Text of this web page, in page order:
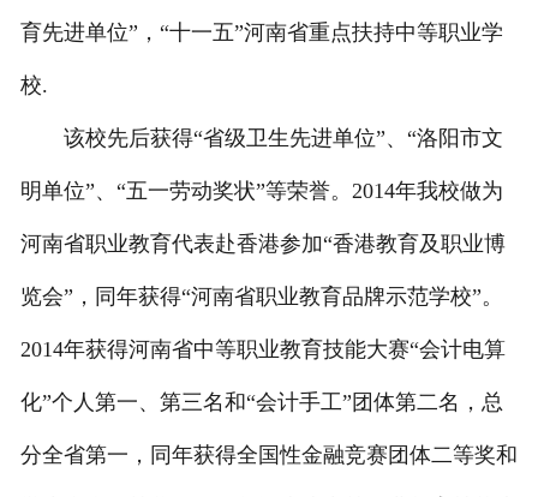
育先进单位”，“十一五”河南省重点扶持中等职业学
校.
该校先后获得“省级卫生先进单位”、“洛阳市文
明单位”、“五一劳动奖状”等荣誉。2014年我校做为
河南省职业教育代表赴香港参加“香港教育及职业博
览会”，同年获得“河南省职业教育品牌示范学校”。
2014年获得河南省中等职业教育技能大赛“会计电算
化”个人第一、第三名和“会计手工”团体第二名，总
分全省第一，同年获得全国性金融竞赛团体二等奖和